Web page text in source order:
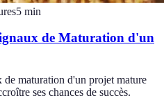
5 min
de Maturation d'un
maturation d'un projet mature
ses chances de succès.